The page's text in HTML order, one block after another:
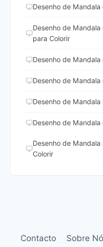
Desenho de
Desenho de
para Colorir
Desenho de
Desenho de
Desenho de
Desenho de
Desenho de
Colorir
Contacto Sobre